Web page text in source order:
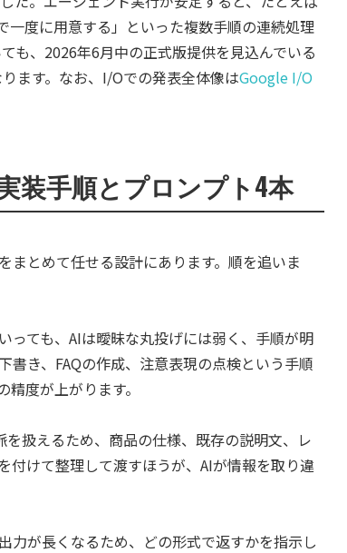
一度に用意する」といった複数手順の連続処理
も、2026年6月中の正式版提供を見込んでいる
ます。なお、I/Oでの発表全体像はGoogle I/O
装手順とプロンプト4本
まとめて任せる設計にあります。順を追いま
っても、AIは曖昧な丸投げには弱く、手順が明
き、FAQの作成、注意表現の点検という手順
度が上がります。
扱えるため、商品の仕様、既存の説明文、レ
付けて整理して渡すほうが、AIが情報を取り違
力が長くなるため、どの形式で返すかを指示し